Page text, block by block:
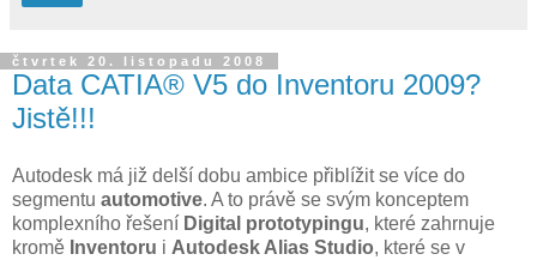
čtvrtek 20. listopadu 2008
Data CATIA® V5 do Inventoru 2009?
Jistě!!!
Autodesk má již delší dobu ambice přiblížit se více do
segmentu automotive. A to právě se svým konceptem
komplexního řešení Digital prototypingu, které zahrnuje
kromě Inventoru i Autodesk Alias Studio, které se v